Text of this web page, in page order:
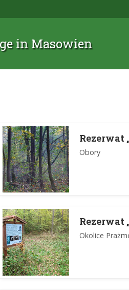
in Masowien
Rezerwat
Obory
Rezerwat
Okolice